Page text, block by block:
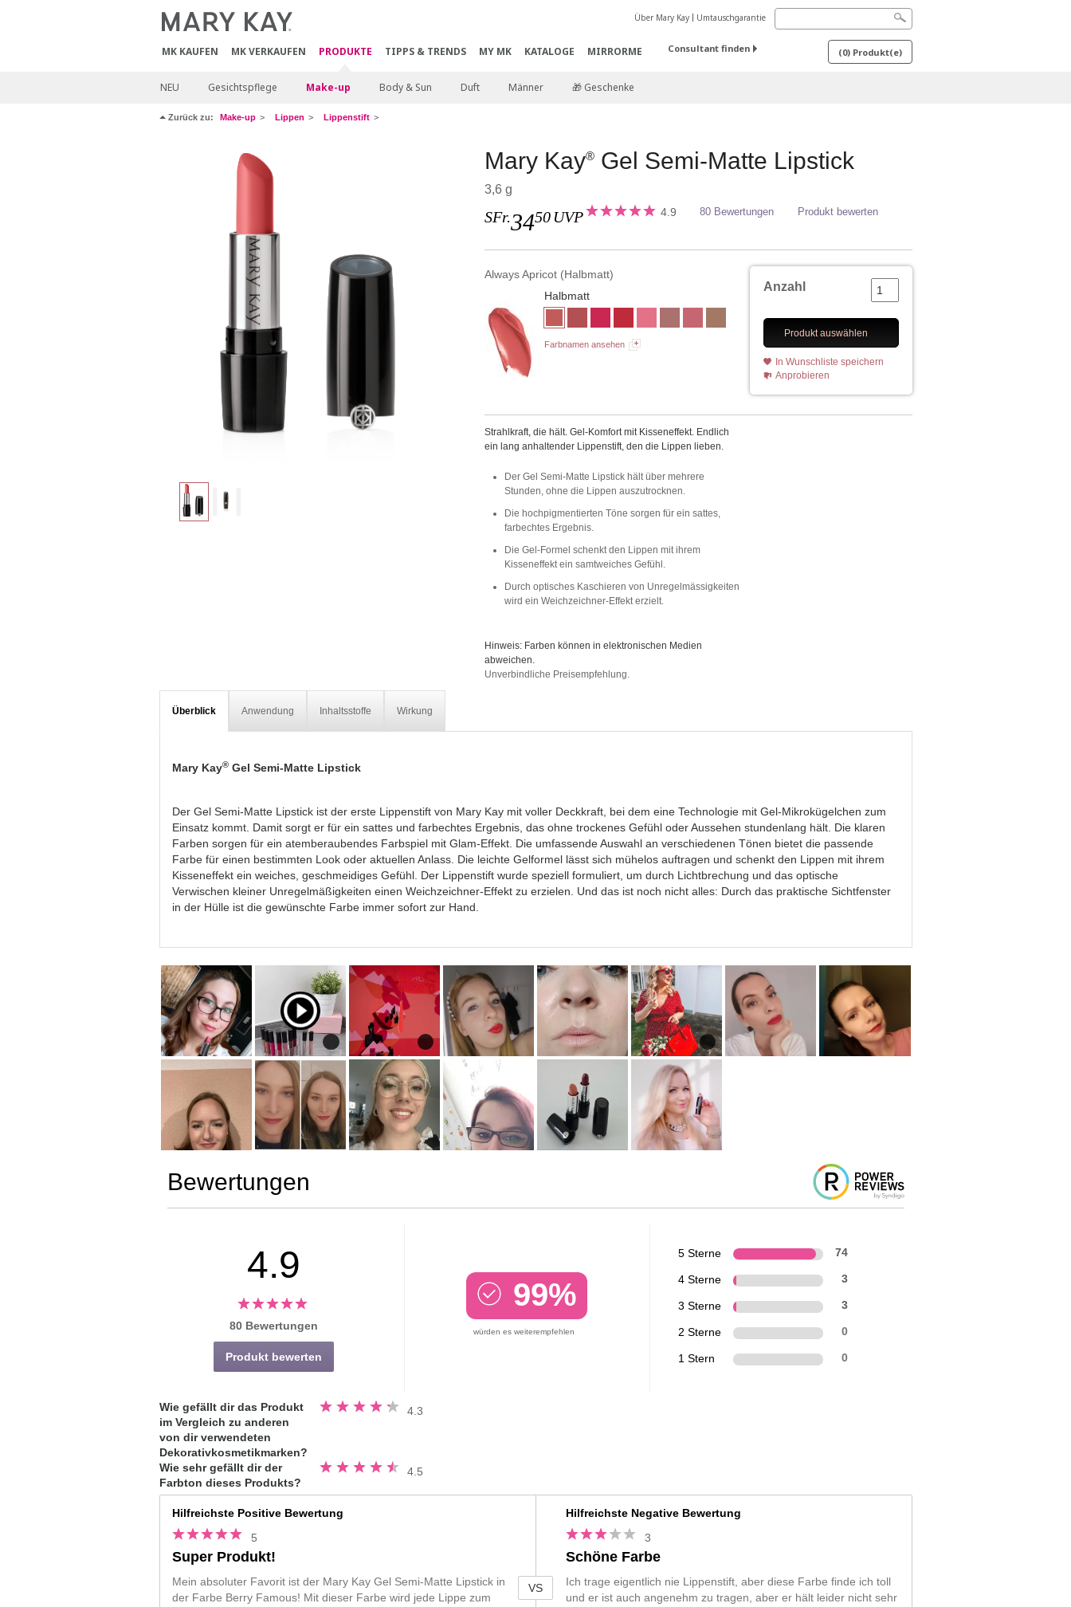
MK KAUFEN MK VERKAUFEN PRODUKTE TIPPS & TRENDS MY MK KATALOGE MIRRORME
Über Mary Kay Umtauschgarantie
Consultant finden (0) Produkt(e)
NEU Gesichtspflege Make-up Body & Sun Duft Männer 🎁 Geschenke
Zurück zu: Make-up Lippen Lippenstift
Mary Kay® Gel Semi-Matte Lipstick
3,6 g
SFr.3450 UVP 4.9 80 Bewertungen Produkt bewerten
Always Apricot (Halbmatt)
Halbmatt
Farbnamen ansehen
Anzahl
Produkt auswählen
In Wunschliste speichern
Anprobieren
Strahlkraft, die hält. Gel-Komfort mit Kisseneffekt. Endlich
ein lang anhaltender Lippenstift, den die Lippen lieben.
Der Gel Semi-Matte Lipstick hält über mehrere
Stunden, ohne die Lippen auszutrocknen.
Die hochpigmentierten Töne sorgen für ein sattes,
farbechtes Ergebnis.
Die Gel-Formel schenkt den Lippen mit ihrem
Kisseneffekt ein samtweiches Gefühl.
Durch optisches Kaschieren von Unregelmässigkeiten
wird ein Weichzeichner-Effekt erzielt.
Hinweis: Farben können in elektronischen Medien
abweichen.
Unverbindliche Preisempfehlung.
Überblick Anwendung Inhaltsstoffe Wirkung
Mary Kay®Gel Semi-Matte Lipstick
Der Gel Semi-Matte Lipstick ist der erste Lippenstift von Mary Kay mit voller Deckkraft, bei dem eine Technologie mit Gel-Mikrokügelchen zum
Einsatz kommt. Damit sorgt er für ein sattes und farbechtes Ergebnis, das ohne trockenes Gefühl oder Aussehen stundenlang hält. Die klaren
Farben sorgen für ein atemberaubendes Farbspiel mit Glam-Effekt. Die umfassende Auswahl an verschiedenen Tönen bietet die passende
Farbe für einen bestimmten Look oder aktuellen Anlass. Die leichte Gelformel lässt sich mühelos auftragen und schenkt den Lippen mit ihrem
Kisseneffekt ein weiches, geschmeidiges Gefühl. Der Lippenstift wurde speziell formuliert, um durch Lichtbrechung und das optische
Verwischen kleiner Unregelmäßigkeiten einen Weichzeichner-Effekt zu erzielen. Und das ist noch nicht alles: Durch das praktische Sichtfenster
in der Hülle ist die gewünschte Farbe immer sofort zur Hand.
Bewertungen
4.9
80 Bewertungen
Produkt bewerten
99%
würden es weiterempfehlen
5 Sterne 74
4 Sterne 3
3 Sterne 3
2 Sterne 0
1 Stern 0
Wie gefällt dir das Produkt
im Vergleich zu anderen
von dir verwendeten
Dekorativkosmetikmarken?
4.3
Bewertung
4.3
Wie sehr gefällt dir der
Farbton dieses Produkts?
4.5
Bewertung
4.5
5
Hilfreichste Positive Bewertung
5
Super Produkt!
Mein absoluter Favorit ist der Mary Kay Gel Semi-Matte Lipstick in
der Farbe Berry Famous! Mit dieser Farbe wird jede Lippe zum
VS
Hilfreichste Negative Bewertung
3
Schöne Farbe
Ich trage eigentlich nie Lippenstift, aber diese Farbe finde ich toll
und er ist auch angenehm zu tragen, aber er hält leider nicht sehr